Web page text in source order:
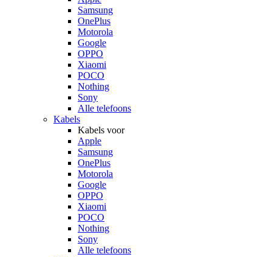
Samsung
OnePlus
Motorola
Google
OPPO
Xiaomi
POCO
Nothing
Sony
Alle telefoons
Kabels
Kabels voor
Apple
Samsung
OnePlus
Motorola
Google
OPPO
Xiaomi
POCO
Nothing
Sony
Alle telefoons